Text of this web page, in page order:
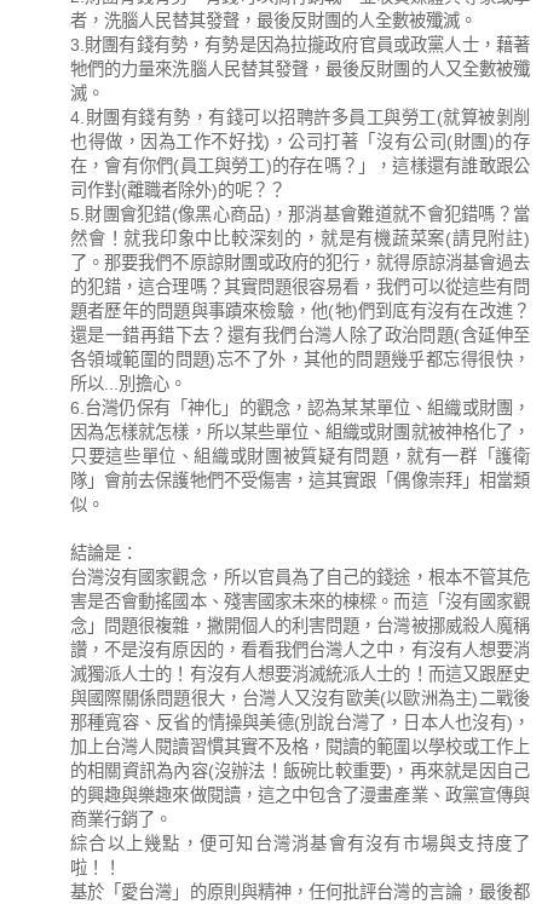
者，洗腦人民替其發聲，最後反財團的人全數被殲滅。
3.財團有錢有勢，有勢是因為拉攏政府官員或政黨人士，藉著
牠們的力量來洗腦人民替其發聲，最後反財團的人又全數被殲
滅。
4.財團有錢有勢，有錢可以招聘許多員工與勞工(就算被剝削
也得做，因為工作不好找)，公司打著「沒有公司(財團)的存
在，會有你們(員工與勞工)的存在嗎？」，這樣還有誰敢跟公
司作對(離職者除外)的呢？？
5.財團會犯錯(像黑心商品)，那消基會難道就不會犯錯嗎？當
然會！就我印象中比較深刻的，就是有機蔬菜案(請見附註)
了。那要我們不原諒財團或政府的犯行，就得原諒消基會過去
的犯錯，這合理嗎？其實問題很容易看，我們可以從這些有問
題者歷年的問題與事蹟來檢驗，他(牠)們到底有沒有在改進？
還是一錯再錯下去？還有我們台灣人除了政治問題(含延伸至
各領域範圍的問題)忘不了外，其他的問題幾乎都忘得很快，
所以...別擔心。
6.台灣仍保有「神化」的觀念，認為某某單位、組織或財團，
因為怎樣就怎樣，所以某些單位、組織或財團就被神格化了，
只要這些單位、組織或財團被質疑有問題，就有一群「護衛
隊」會前去保護牠們不受傷害，這其實跟「偶像崇拜」相當類
似。
結論是：
台灣沒有國家觀念，所以官員為了自己的錢途，根本不管其危
害是否會動搖國本、殘害國家未來的棟樑。而這「沒有國家觀
念」問題很複雜，撇開個人的利害問題，台灣被挪威殺人魔稱
讚，不是沒有原因的，看看我們台灣人之中，有沒有人想要消
滅獨派人士的！有沒有人想要消滅統派人士的！而這又跟歷史
與國際關係問題很大，台灣人又沒有歐美(以歐洲為主)二戰後
那種寬容、反省的情操與美德(別說台灣了，日本人也沒有)，
加上台灣人閱讀習慣其實不及格，閱讀的範圍以學校或工作上
的相關資訊為內容(沒辦法！飯碗比較重要)，再來就是因自己
的興趣與樂趣來做閱讀，這之中包含了漫畫產業、政黨宣傳與
商業行銷了。
綜合以上幾點，便可知台灣消基會有沒有市場與支持度了
啦！！
基於「愛台灣」的原則與精神，任何批評台灣的言論，最後都